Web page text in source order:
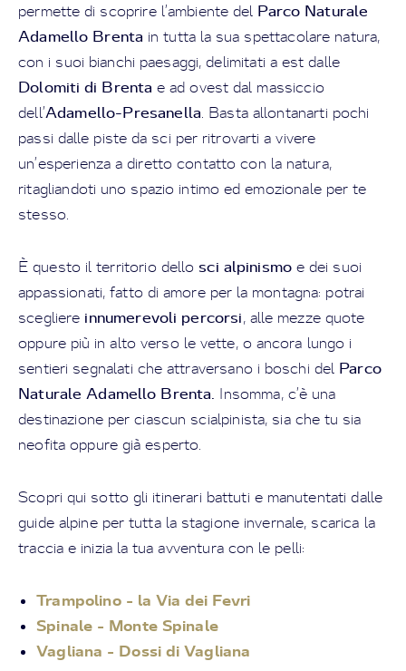
permette di scoprire l’ambiente del Parco Naturale
Adamello Brenta in tutta la sua spettacolare natura,
con i suoi bianchi paesaggi, delimitati a est dalle
Dolomiti di Brenta e ad ovest dal massiccio
dell’Adamello-Presanella. Basta allontanarti pochi
passi dalle piste da sci per ritrovarti a vivere
un’esperienza a diretto contatto con la natura,
ritagliandoti uno spazio intimo ed emozionale per te
stesso.
È questo il territorio dello sci alpinismo e dei suoi
appassionati, fatto di amore per la montagna: potrai
scegliere innumerevoli percorsi, alle mezze quote
oppure più in alto verso le vette, o ancora lungo i
sentieri segnalati che attraversano i boschi del Parco
Naturale Adamello Brenta. Insomma, c’è una
destinazione per ciascun scialpinista, sia che tu sia
neofita oppure già esperto.
Scopri qui sotto gli itinerari battuti e manutentati dalle
guide alpine per tutta la stagione invernale, scarica la
traccia e inizia la tua avventura con le pelli:
Trampolino - la Via dei Fevri
Spinale - Monte Spinale
Vagliana - Dossi di Vagliana